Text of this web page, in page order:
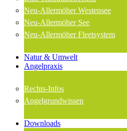
Neu-Allermöher Westensee
Neu-Allermöher See
Neu-Allermöher Fleetsystem
Natur & Umwelt
Angelpraxis
Rechts-Infos
Angelgrundwissen
Downloads